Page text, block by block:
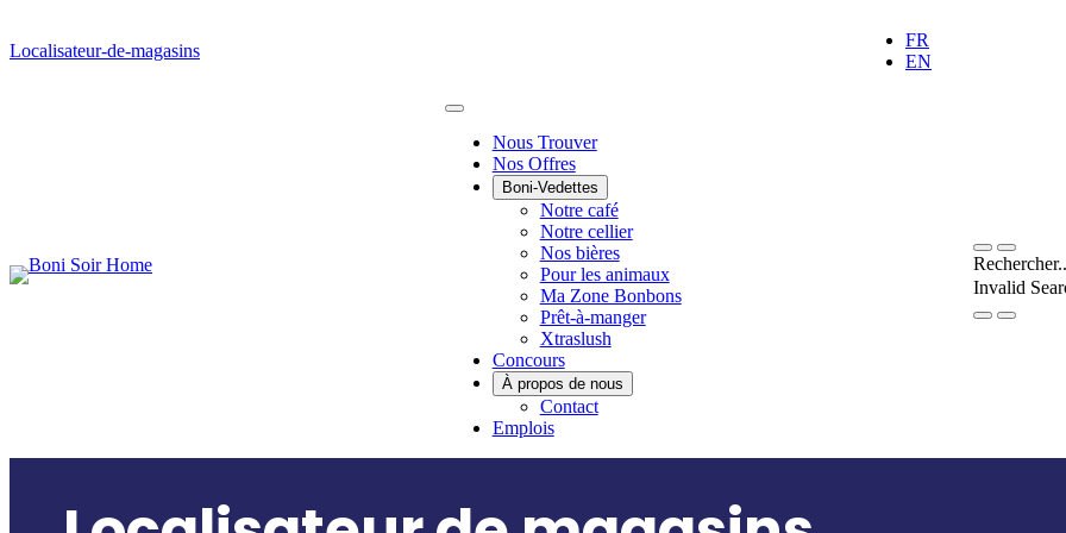
au
contenu
Localisateur-de-magasins
FR
EN
Main
Menu
Nous Trouver
Nos Offres
Boni-Vedettes
Notre café
Notre cellier
Nos bières
Pour les animaux
Ma Zone Bonbons
Prêt-à-manger
Xtraslush
Concours
À propos de nous
Contact
Emplois
Invalid
Submit